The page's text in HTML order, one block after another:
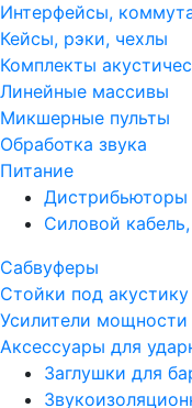
Интерфейсы,
Кейсы, рэки, чехлы
Комплекты
Линейные массивы
Микшерные пульты
Обработка звука
Питание
Дистрибьюторы
Силовой
Сабвуферы
Стойки под акустику
Усилители мощности
Аксессуары для
Заглушки для